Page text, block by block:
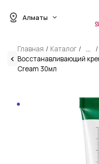
Алматы
Главная Каталог
...
Восстанавливающий
Cream 30мл